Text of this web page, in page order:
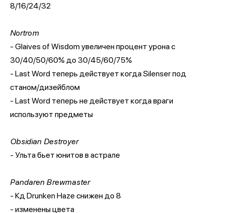
8/16/24/32
Nortrom
- Glaives of Wisdom увеличен процент урона с
30/40/50/60% до 30/45/60/75%
- Last Word теперь действует когда Silenser под
станом/дизейблом
- Last Word теперь не действует когда враги
используют предметы
Obsidian Destroyer
- Ульта бьет юнитов в астрале
Pandaren Brewmaster
- Кд Drunken Haze снижен до 8
- изменены цвета